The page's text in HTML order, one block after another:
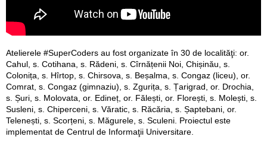
Atelierele #SuperCoders au fost organizate în 30 de localităţi: or.
Cahul, s. Cotihana, s. Rădeni, s. Cîrnățenii Noi, Chișinău, s.
Colonița, s. Hîrtop, s. Chirsova, s. Beșalma, s. Congaz (liceu), or.
Comrat, s. Congaz (gimnaziu), s. Zgurița, s. Țarigrad, or. Drochia,
s. Șuri, s. Molovata, or. Edineț, or. Fălești, or. Florești, s. Molești, s.
Susleni, s. Chiperceni, s. Văratic, s. Răcăria, s. Șaptebani, or.
Telenești, s. Scorțeni, s. Măgurele, s. Sculeni. Proiectul este
implementat de Centrul de Informaţii Universitare.